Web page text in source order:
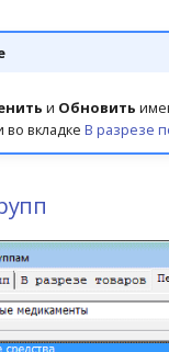
и Обновить
вкладке В разрезе